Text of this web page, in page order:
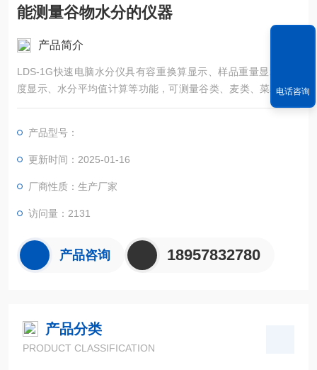
能测量谷物水分的仪器
产品简介
LDS-1G快速电脑水分仪具有容重换算显示、样品重量显示、温
度显示、水分平均值计算等功能，可测量谷类、麦类、菜籽、大
豆、蔬菜种子、玉米、饲料等非金属颗粒状物质。
产品型号：
更新时间：2025-01-16
厂商性质：生产厂家
访问量：2131
产品咨询 18957832780
产品分类
PRODUCT CLASSIFICATION
电话咨询